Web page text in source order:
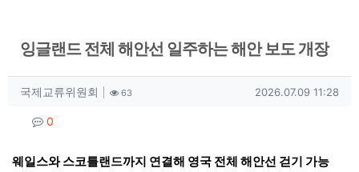
잉글랜드 전체 해안선 일주하는 해안 보도 개장
작성자 정보
국제교류위원회 작성63조회 작성일
2026.07.09 11:28
컨텐츠 정보
0
본문
웨일스와 스코틀랜드까지 연결해 영국 전체 해안선 걷기 가능